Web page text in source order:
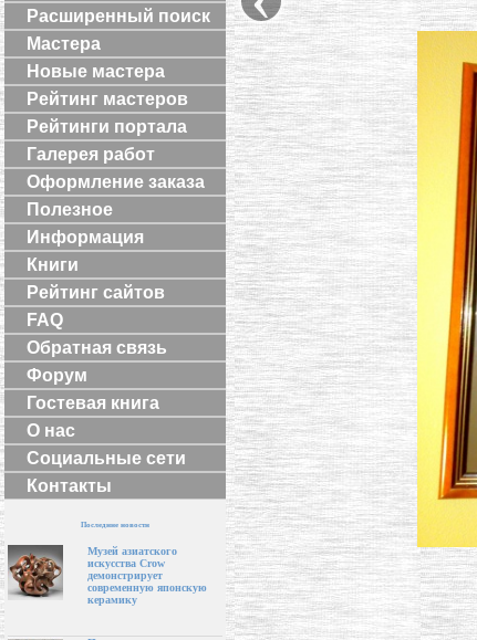
Расширенный поиск
Мастера
Новые мастера
Рейтинг мастеров
Рейтинги портала
Галерея работ
Оформление заказа
Полезное
Информация
Книги
Рейтинг сайтов
FAQ
Обратная связь
Форум
Гостевая книга
О нас
Социальные сети
Контакты
Последние новости
Музей азиатского
искусства Crow
демонстрирует
современную японскую
керамику